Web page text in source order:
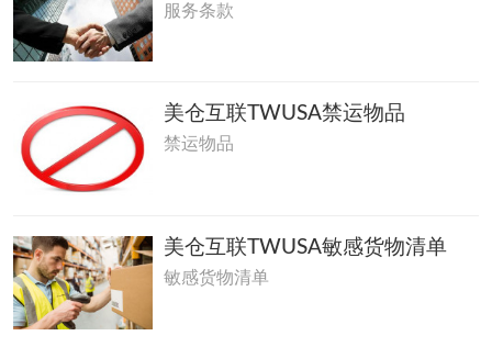
服务条款
美仓互联TWUSA禁运物品
禁运物品
美仓互联TWUSA敏感货物清单
敏感货物清单